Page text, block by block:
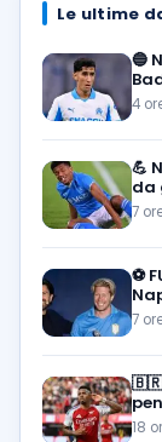
Le ultime
🔵
4
💪
da
7
⚽️
7
18